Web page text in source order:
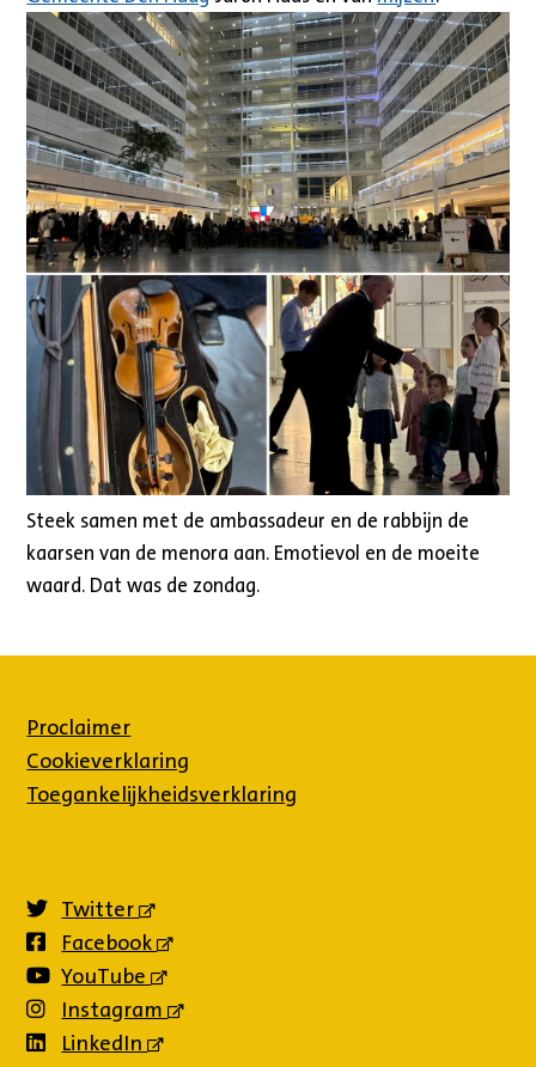
Steek samen met de ambassadeur en de rabbijn de
kaarsen van de menora aan. Emotievol en de moeite
waard. Dat was de zondag.
Proclaimer
Cookieverklaring
Toegankelijkheidsverklaring
Twitter
(externe
Facebook
(externe
YouTube
(externe
Instagram
(externe
LinkedIn
(externe